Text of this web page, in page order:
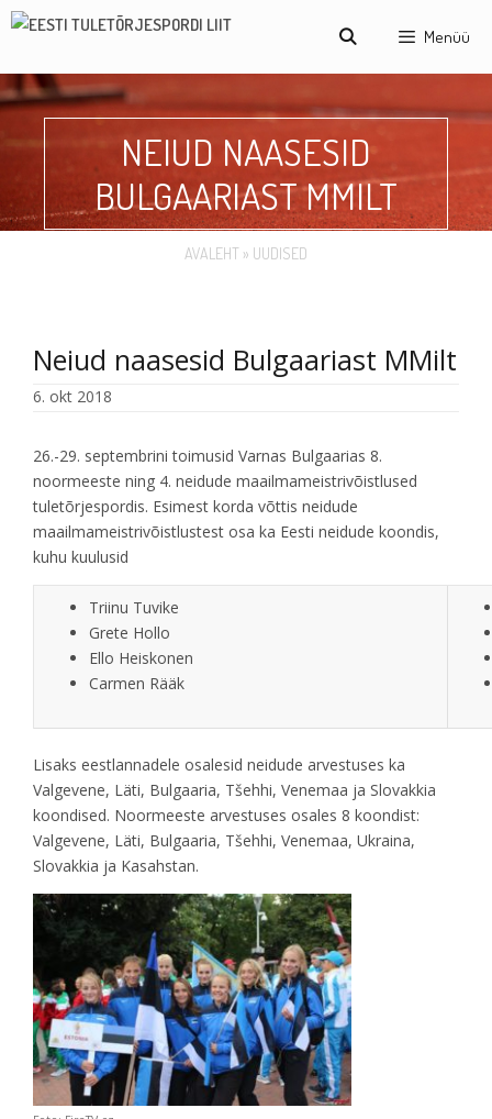
Menüü
NEIUD NAASESID
BULGAARIAST MMILT
AVALEHT » UUDISED
Neiud naasesid Bulgaariast MMilt
6. okt 2018
26.-29. septembrini toimusid Varnas Bulgaarias 8.
noormeeste ning 4. neidude maailmameistrivõistlused
tuletõrjespordis. Esimest korda võttis neidude
maailmameistrivõistlustest osa ka Eesti neidude koondis,
kuhu kuulusid
Triinu Tuvike
Grete Hollo
Ello Heiskonen
Carmen Rääk
Lisaks eestlannadele osalesid neidude arvestuses ka
Valgevene, Läti, Bulgaaria, Tšehhi, Venemaa ja Slovakkia
koondised. Noormeeste arvestuses osales 8 koondist:
Valgevene, Läti, Bulgaaria, Tšehhi, Venemaa, Ukraina,
Slovakkia ja Kasahstan.